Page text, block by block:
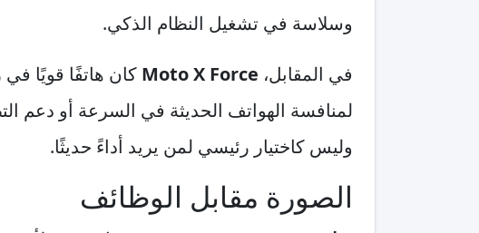
وسلاسة في تشغيل النظام الذكي.
في المقابل، Moto X Force
لمنافسة الهواتف الحديثة في السرعة أو دعم
وليس كاختيار رئيسي لمن يريد أداءً حديثًا.
الصورة مقابل الوظائف